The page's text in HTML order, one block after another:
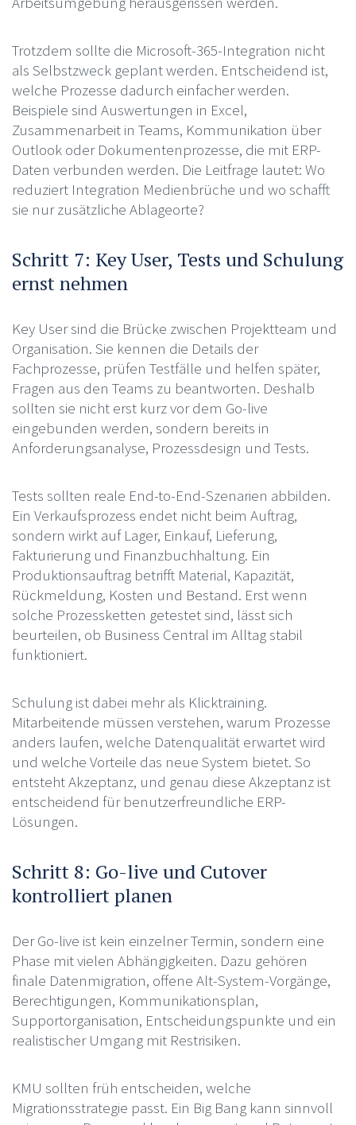
Trotzdem sollte die Microsoft-365-Integration nicht
als Selbstzweck geplant werden. Entscheidend ist,
welche Prozesse dadurch einfacher werden.
Beispiele sind Auswertungen in Excel,
Zusammenarbeit in Teams, Kommunikation über
Outlook oder Dokumentenprozesse, die mit ERP-
Daten verbunden werden. Die Leitfrage lautet: Wo
reduziert Integration Medienbrüche und wo schafft
sie nur zusätzliche Ablageorte?
Schritt 7: Key User, Tests und Schulung
ernst nehmen
Key User sind die Brücke zwischen Projektteam und
Organisation. Sie kennen die Details der
Fachprozesse, prüfen Testfälle und helfen später,
Fragen aus den Teams zu beantworten. Deshalb
sollten sie nicht erst kurz vor dem Go-live
eingebunden werden, sondern bereits in
Anforderungsanalyse, Prozessdesign und Tests.
Tests sollten reale End-to-End-Szenarien abbilden.
Ein Verkaufsprozess endet nicht beim Auftrag,
sondern wirkt auf Lager, Einkauf, Lieferung,
Fakturierung und Finanzbuchhaltung. Ein
Produktionsauftrag betrifft Material, Kapazität,
Rückmeldung, Kosten und Bestand. Erst wenn
solche Prozessketten getestet sind, lässt sich
beurteilen, ob Business Central im Alltag stabil
funktioniert.
Schulung ist dabei mehr als Klicktraining.
Mitarbeitende müssen verstehen, warum Prozesse
anders laufen, welche Datenqualität erwartet wird
und welche Vorteile das neue System bietet. So
entsteht Akzeptanz, und genau diese Akzeptanz ist
entscheidend für benutzerfreundliche ERP-
Lösungen.
Schritt 8: Go-live und Cutover
kontrolliert planen
Der Go-live ist kein einzelner Termin, sondern eine
Phase mit vielen Abhängigkeiten. Dazu gehören
finale Datenmigration, offene Alt-System-Vorgänge,
Berechtigungen, Kommunikationsplan,
Supportorganisation, Entscheidungspunkte und ein
realistischer Umgang mit Restrisiken.
KMU sollten früh entscheiden, welche
Migrationsstrategie passt. Ein Big Bang kann sinnvoll